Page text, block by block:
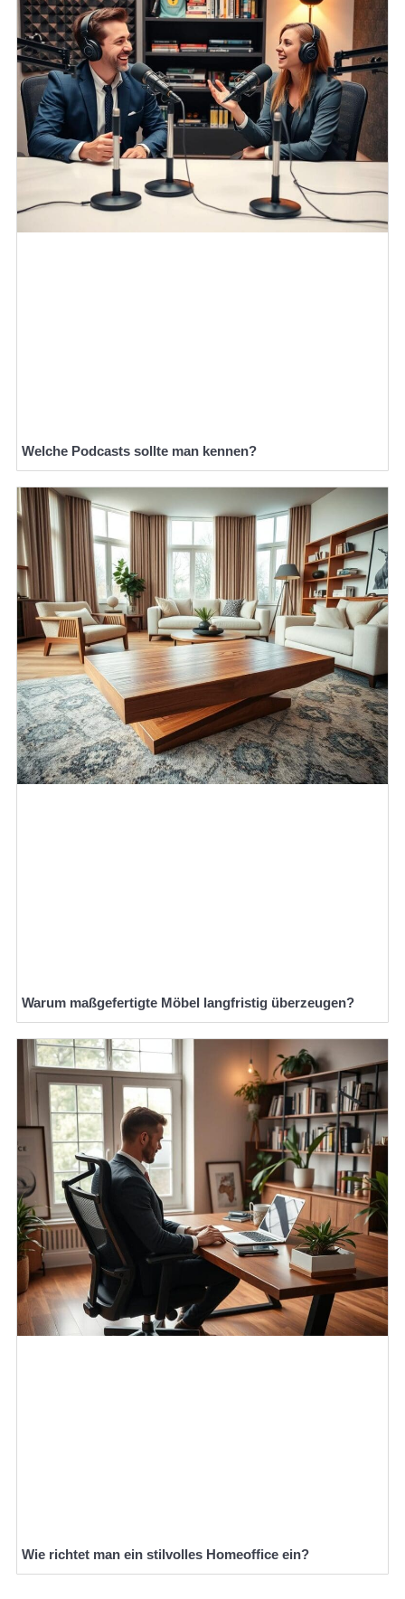
Welche Podcasts sollte man kennen?
Warum maßgefertigte Möbel langfristig überzeugen?
Wie richtet man ein stilvolles Homeoffice ein?